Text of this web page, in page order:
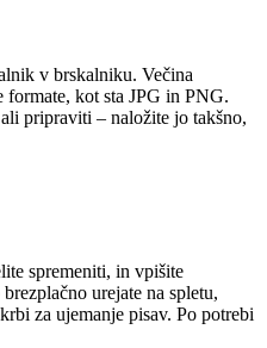
v brskalniku. Večina
kot sta JPG in PNG.
pripraviti – naložite jo takšno,
spremeniti, in vpišite
urejate na spletu,
za ujemanje pisav. Po potrebi